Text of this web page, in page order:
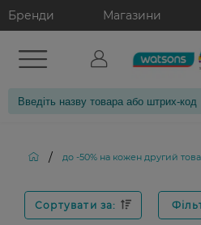
Бренди Магазини
/ до -50% на кожен другий
Сортувати за: